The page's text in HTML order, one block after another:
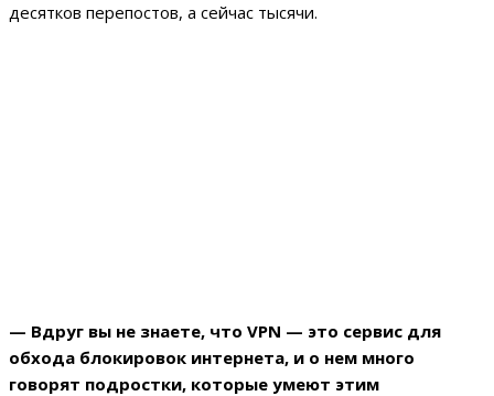
десятков перепостов, а сейчас тысячи.
— Вдруг вы не знаете, что VPN — это сервис для
обхода блокировок интернета, и о нем много
говорят подростки, которые умеют этим